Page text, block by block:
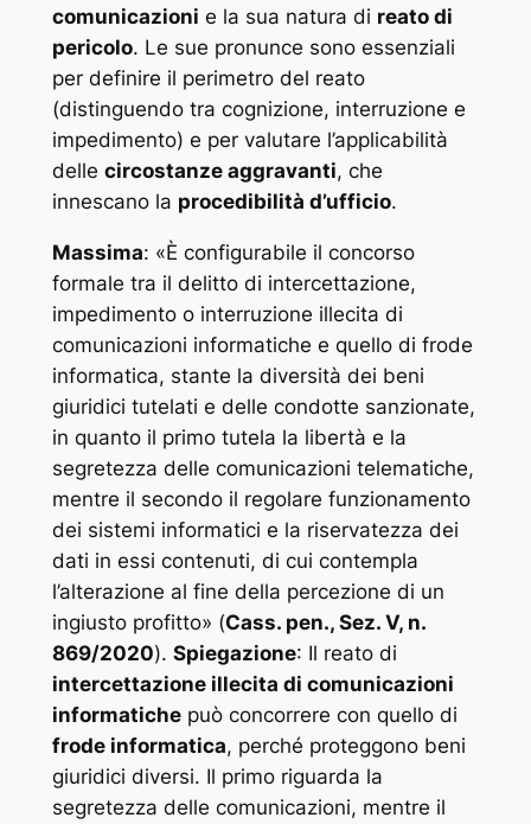
comunicazioni e la sua natura di reato di
pericolo. Le sue pronunce sono essenziali
per definire il perimetro del reato
(distinguendo tra cognizione, interruzione e
impedimento) e per valutare l’applicabilità
delle circostanze aggravanti, che
innescano la procedibilità d’ufficio.
Massima: «È configurabile il concorso
formale tra il delitto di intercettazione,
impedimento o interruzione illecita di
comunicazioni informatiche e quello di frode
informatica, stante la diversità dei beni
giuridici tutelati e delle condotte sanzionate,
in quanto il primo tutela la libertà e la
segretezza delle comunicazioni telematiche,
mentre il secondo il regolare funzionamento
dei sistemi informatici e la riservatezza dei
dati in essi contenuti, di cui contempla
l’alterazione al fine della percezione di un
ingiusto profitto» (Cass. pen., Sez. V, n.
869/2020). Spiegazione: Il reato di
intercettazione illecita di comunicazioni
informatichepuò concorrere con quello di
frode informatica, perché proteggono beni
giuridici diversi. Il primo riguarda la
segretezza delle comunicazioni, mentre il